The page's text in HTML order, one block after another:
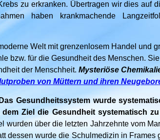
zu erkranken. Übertragen wir dies auf
haben krankmachende
Welt mit grenzenlosem Handel und
bzw. für die Gesundheit des Menschen.
der Menschheit. Mysteriöse
von Müttern und ihren
Gesundheitssystem wurde
Ziel die Gesundheit systematisch
wurden über die letzten Jahrzehnte vom
dessen wurde die Schulmedizin in Frames